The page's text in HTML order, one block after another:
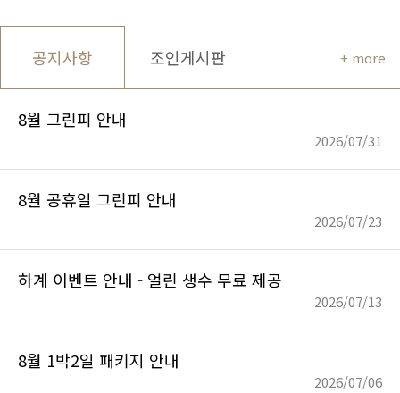
공지사항 조인게시판 + more
8월 그린피 안내
2026/07/31
8월 공휴일 그린피 안내
2026/07/23
하계 이벤트 안내 - 얼린 생수 무료 제공
2026/07/13
8월 1박2일 패키지 안내
2026/07/06